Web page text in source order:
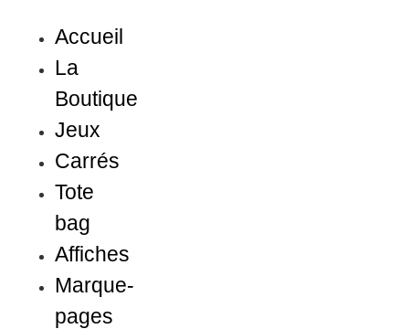
Accueil
La
Boutique
Jeux
Carrés
Tote
bag
Affiches
Marque-
pages